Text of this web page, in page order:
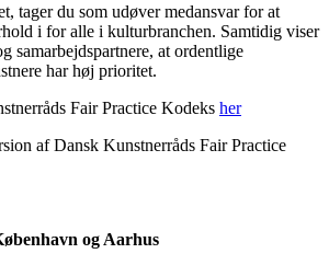
tager du som udøver medansvar for at
i for alle i kulturbranchen. Samtidig viser
samarbejdspartnere, at ordentlige
har høj prioritet.
Fair Practice Kodeks her
af Dansk Kunstnerråds Fair Practice
og Aarhus